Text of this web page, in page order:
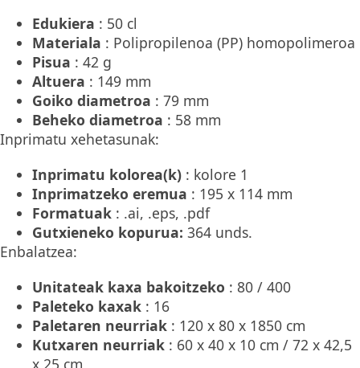
Edukiera : 50 cl
Materiala : Polipropilenoa (PP) homopolimeroa
Pisua : 42 g
Altuera : 149 mm
Goiko diametroa : 79 mm
Beheko diametroa : 58 mm
Inprimatu xehetasunak:
Inprimatu kolorea(k) : kolore 1
Inprimatzeko eremua : 195 x 114 mm
Formatuak : .ai, .eps, .pdf
Gutxieneko kopurua: 364 unds.
Enbalatzea:
Unitateak kaxa bakoitzeko : 80 / 400
Paleteko kaxak : 16
Paletaren neurriak : 120 x 80 x 1850 cm
Kutxaren neurriak : 60 x 40 x 10 cm / 72 x 42,5